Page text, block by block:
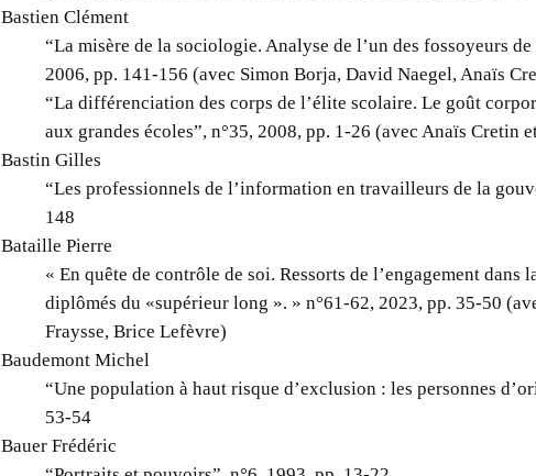
Bastien Clément
“La misère de la sociologie. Analyse de l’un des fossoyeurs
2006, pp. 141-156 (avec Simon Borja, David Naegel, Anaïs
“La différenciation des corps de l’élite scolaire. Le goût
aux grandes écoles”, n°35, 2008, pp. 1-26 (avec Anaïs Cretin
Bastin Gilles
“Les professionnels de l’information en travailleurs de la
148
Bataille Pierre
« En quête de contrôle de soi. Ressorts de l’engagement
diplômés du «supérieur long ». » n°61-62, 2023, pp. 35-50
Fraysse, Brice Lefèvre)
Baudemont Michel
“Une population à haut risque d’exclusion : les personnes
53-54
Bauer Frédéric